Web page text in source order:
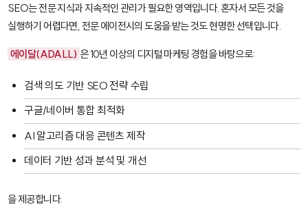
SEO는 전문 지식과 지속적인 관리가 필요한 영역입니다. 혼자서 모든 것을
실행하기 어렵다면, 전문 에이전시의 도움을 받는 것도 현명한 선택입니다.
에이달(ADALL) 은 10년 이상의 디지털 마케팅 경험을 바탕으로:
검색 의도 기반 SEO 전략 수립
구글/네이버 통합 최적화
AI 알고리즘 대응 콘텐츠 제작
데이터 기반 성과 분석 및 개선
을 제공합니다.